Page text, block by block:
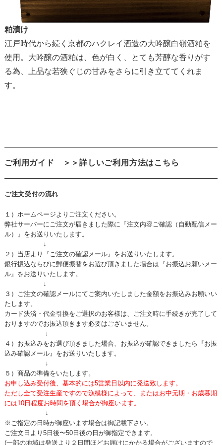
粕漬け
江戸時代から続く京都のハクレイ酒造の大吟醸白嶺酒粕を
使用。大吟醸の酒粕は、色が白く、とても芳醇な香りがす
る為、上品な若狭ぐじの甘みをさらに引き立ててくれま
す。
ご利用ガイド ＞＞詳しいご利用方法はこちら
ご注文受付の流れ
１）ホームページよりご注文ください。
弊社サーバーにご注文が届きました際に『注文内容ご確認（自動配信メー
ル）』をお送りいたします。
↓
２）当店より『ご注文の確認メール』をお送りいたします。
銀行振込ならびに郵便振替をお選び頂きました場合は『お振込お願いメー
ル』をお送りいたします。
↓
３）ご注文の確認メールにてご案内いたしました金額をお振込みお願いい
たします。
カード決済・代金引換をご選択のお客様は、ご注文時に手続きが完了して
おりますのでお振込頂きます必要はございません。
↓
４）お振込みをお選び頂きました場合、お振込が確認できましたら『お振
込み確認メール』をお送りいたします。
↓
５）商品の準備をいたします。
お申し込み受付後、基本的には5営業日以内に発送致します。
ただし全て受注生産ですので漁模様によって、またはお中元期・お歳暮期
には10日程度お時間を頂く場合が御座います。
↓
※ご指定の日時が御座います場合は御記載下さい。
ご注文日より5日後〜50日後の日が御指定できます。
(一部の地域は発送より２日間ほどお届けにかかる場合がございますので